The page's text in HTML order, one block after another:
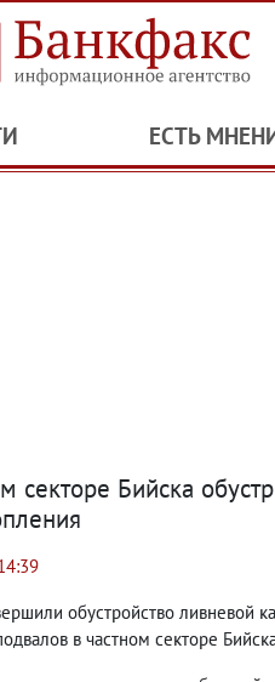
ЕСТЬ
секторе Бийска
обустройство ливневой
в частном секторе